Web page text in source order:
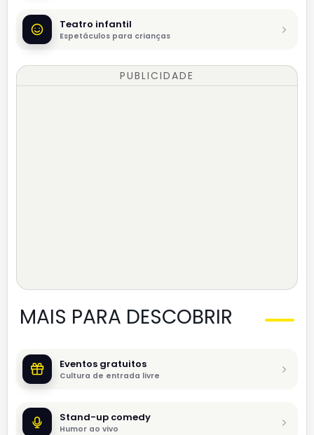
Teatro infantil
Espetáculos para crianças
PUBLICIDADE
MAIS PARA DESCOBRIR
Eventos gratuitos
Cultura de entrada livre
Stand-up comedy
Humor ao vivo